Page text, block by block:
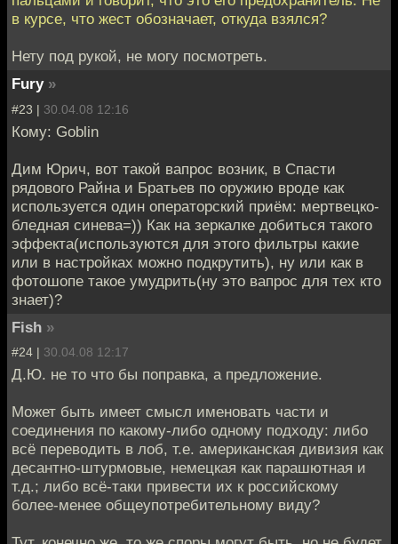
в курсе, что жест обозначает, откуда взялся?
Нету под рукой, не могу посмотреть.
Fury »
#23 | 30.04.08 12:16
Кому: Goblin
Дим Юрич, вот такой вапрос возник, в Спасти
рядового Райна и Братьев по оружию вроде как
используется один операторский приём: мертвецко-
бледная синева=)) Как на зеркалке добиться такого
эффекта(используются для этого фильтры какие
или в настройках можно подкрутить), ну или как в
фотошопе такое умудрить(ну это вапрос для тех кто
знает)?
Fish »
#24 | 30.04.08 12:17
Д.Ю. не то что бы поправка, а предложение.
Может быть имеет смысл именовать части и
соединения по какому-либо одному подходу: либо
всё переводить в лоб, т.е. американская дивизия как
десантно-штурмовые, немецкая как парашютная и
т.д.; либо всё-таки привести их к российскому
более-менее общеупотребительному виду?